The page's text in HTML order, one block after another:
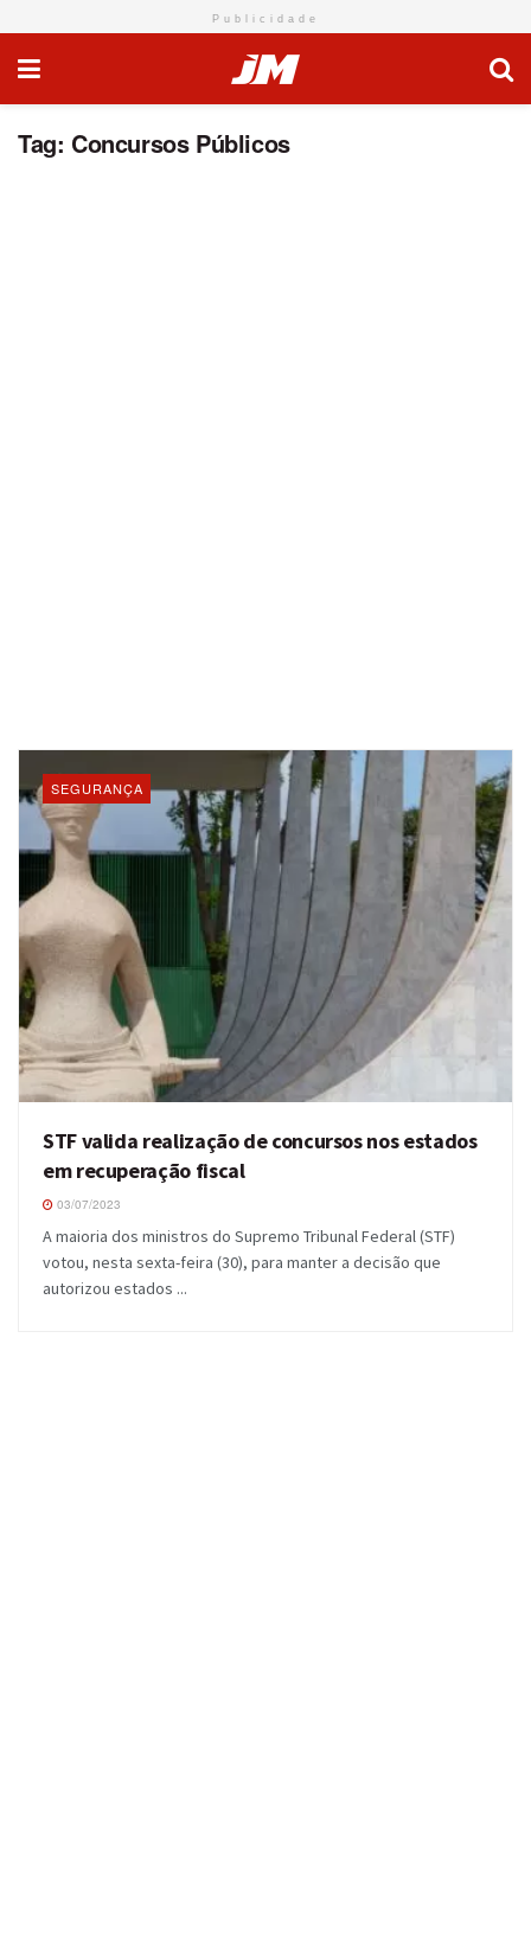
Publicidade
Tag: Concursos Públicos
SEGURANÇA
STF valida realização de concursos nos estados
em recuperação fiscal
03/07/2023
A maioria dos ministros do Supremo Tribunal Federal (STF)
votou, nesta sexta-feira (30), para manter a decisão que
autorizou estados ...